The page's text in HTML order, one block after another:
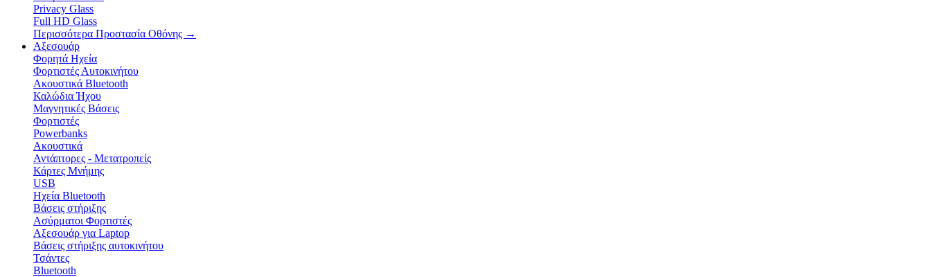
Privacy Glass
Full HD Glass
Περισσότερα Προστασία Οθόνης →
Αξεσουάρ
Φορητά Ηχεία
Φορτιστές Αυτοκινήτου
Ακουστικά Bluetooth
Καλώδια Ήχου
Μαγνητικές Βάσεις
Φορτιστές
Powerbanks
Ακουστικά
Αντάπτορες - Μετατροπείς
Κάρτες Μνήμης
USB
Ηχεία Bluetooth
Βάσεις στήριξης
Ασύρματοι Φορτιστές
Αξεσουάρ για Laptop
Βάσεις στήριξης αυτοκινήτου
Τσάντες
Bluetooth